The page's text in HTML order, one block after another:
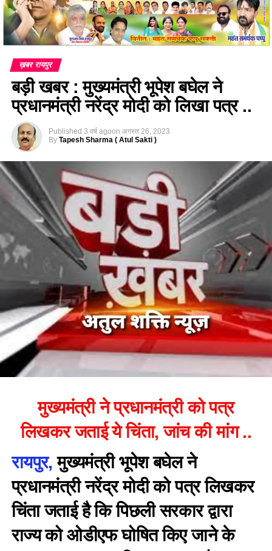
ख़बर रायपुर
बड़ी खबर : मुख्यमंत्री भूपेश बघेल ने
प्रधानमंत्री नरेंद्र मोदी को लिखा पत्र ..
Published 3 वर्ष agoon अगस्त 26, 2023
By Tapesh Sharma ( Atul Sakti )
मुख्यमंत्री ने प्रधानमंत्री को पत्र
लिखकर जताई ये चिंता, जांच की मांग ..
रायपुर, मुख्यमंत्री भूपेश बघेल ने
प्रधानमंत्री नरेंद्र मोदी को पत्र लिखकर
चिंता जताई है कि पिछली सरकार द्वारा
राज्य को ओडीएफ घोषित किए जाने के